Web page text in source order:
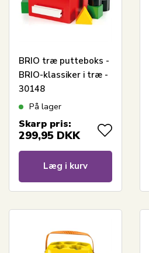
BRIO træ putteboks -
BRIO-klassiker i træ -
30148
På lager
Skarp pris:
299,95 DKK
Læg i kurv